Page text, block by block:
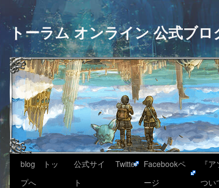
トーラム オンライン 公式ブロ
blog トッ
プへ
公式サイ
ト
Twitter
Facebookペ
ージ
『
つい